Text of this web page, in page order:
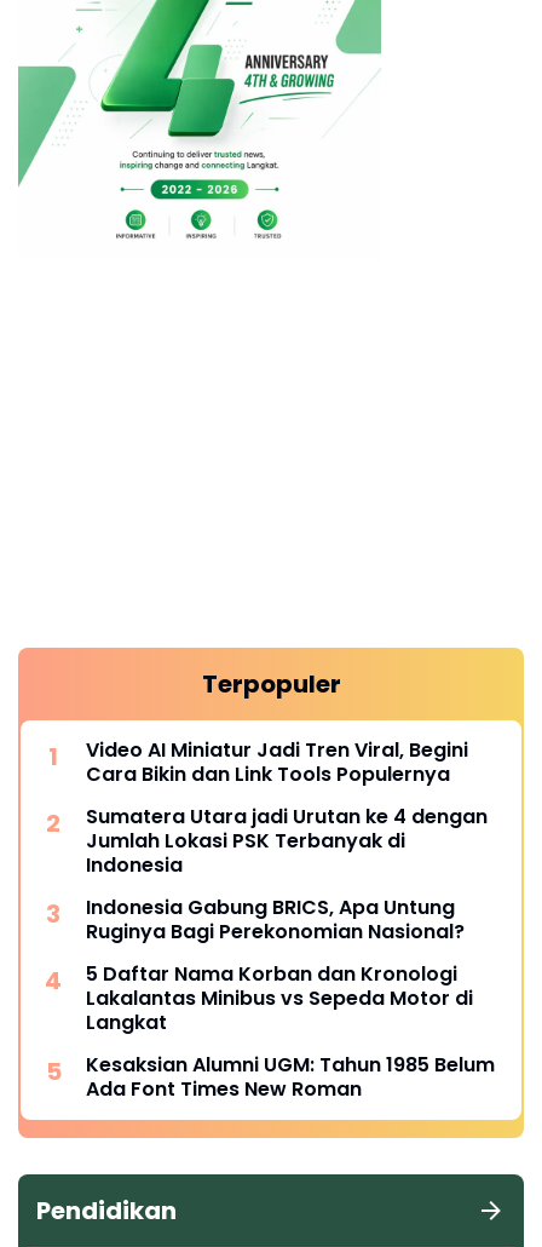
Terpopuler
Video AI Miniatur Jadi Tren Viral, Begini
Cara Bikin dan Link Tools Populernya
Sumatera Utara jadi Urutan ke 4 dengan
Jumlah Lokasi PSK Terbanyak di
Indonesia
Indonesia Gabung BRICS, Apa Untung
Ruginya Bagi Perekonomian Nasional?
5 Daftar Nama Korban dan Kronologi
Lakalantas Minibus vs Sepeda Motor di
Langkat
Kesaksian Alumni UGM: Tahun 1985 Belum
Ada Font Times New Roman
Pendidikan